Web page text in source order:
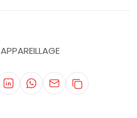
APPAREILLAGE